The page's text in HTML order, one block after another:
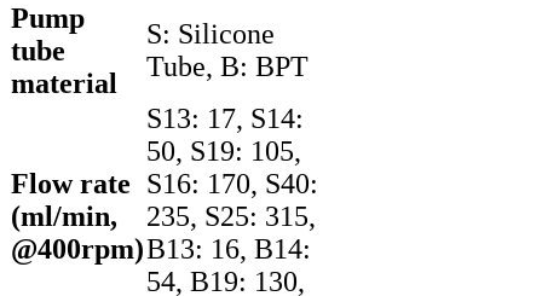
Pump
tube
material
S: Silicone
Tube, B: BPT
Flow rate
(ml/min,
@400rpm)
S13: 17, S14:
50, S19: 105,
S16: 170, S40:
235, S25: 315,
B13: 16, B14:
54, B19: 130,